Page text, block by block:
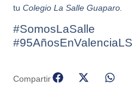
tu Colegio La Salle Guaparo.
#SomosLaSalle
Compartir